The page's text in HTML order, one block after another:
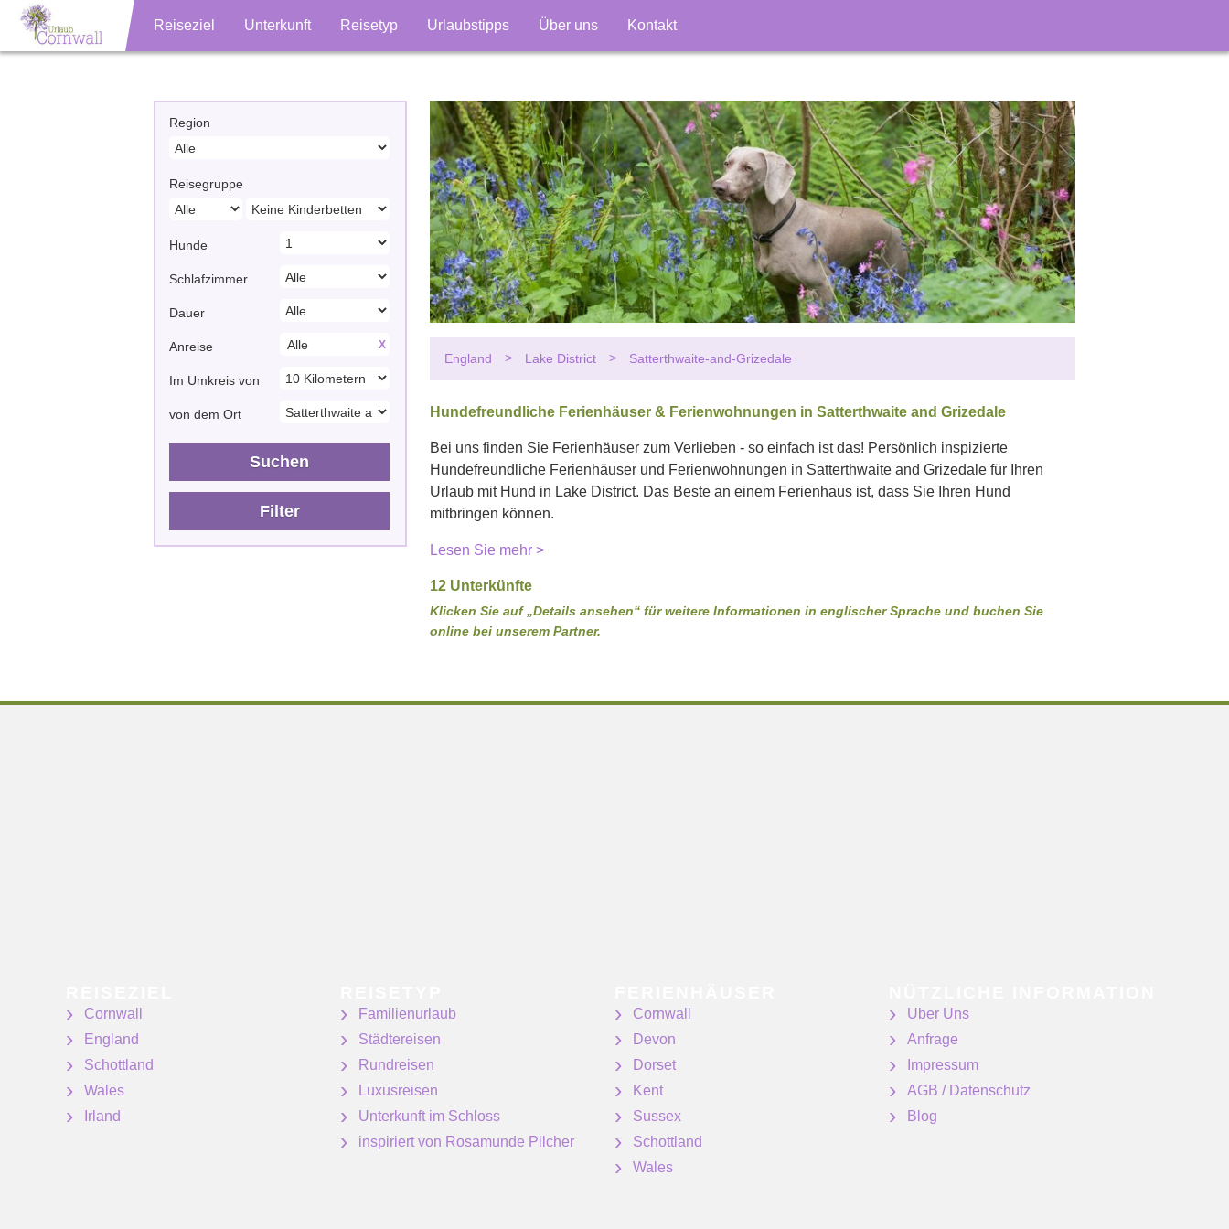
Reiseziel Unterkunft Reisetyp Urlaubstipps Über uns Kontakt
Region
Reisegruppe
Hunde
Schlafzimmer
Dauer
Anreise X
Im Umkreis von
von dem Ort
Suchen
Filter
England Lake District Satterthwaite-and-Grizedale
Hundefreundliche Ferienhäuser & Ferienwohnungen in Satterthwaite and Grizedale
Bei uns finden Sie Ferienhäuser zum Verlieben - so einfach ist das! Persönlich inspizierte
Hundefreundliche Ferienhäuser und Ferienwohnungen in Satterthwaite and Grizedale für Ihren
Urlaub mit Hund in Lake District. Das Beste an einem Ferienhaus ist, dass Sie Ihren Hund
mitbringen können.
Lesen Sie mehr >
12 Unterkünfte
Klicken Sie auf „Details ansehen“ für weitere Informationen in englischer Sprache und buchen Sie
online bei unserem Partner.
Cornwall
England
Schottland
Wales
Irland
Familienurlaub
Städtereisen
Rundreisen
Luxusreisen
Unterkunft im Schloss
inspiriert von Rosamunde Pilcher
Cornwall
Devon
Dorset
Kent
Sussex
Schottland
Wales
Uber Uns
Anfrage
Impressum
AGB / Datenschutz
Blog